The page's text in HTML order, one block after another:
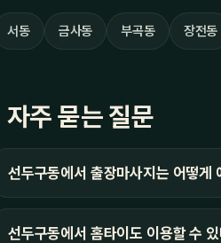
서동 금사동 부곡동 장전동
자주 묻는 질문
선두구동에서 출장마사지는 어떻게
선두구동에서 홈타이도 이용할 수